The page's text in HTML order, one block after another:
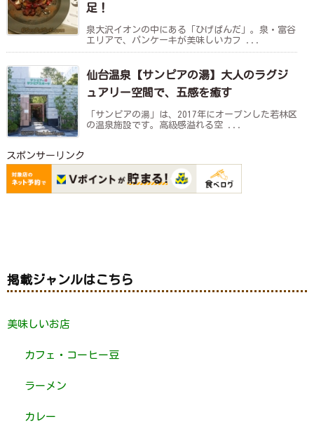
足！
泉大沢イオンの中にある「ひげぱんだ」。泉・富谷
エリアで、パンケーキが美味しいカフ ...
仙台温泉【サンピアの湯】大人のラグジ
ュアリー空間で、五感を癒す
「サンピアの湯」は、2017年にオープンした若林区
の温泉施設です。高級感溢れる空 ...
スポンサーリンク
掲載ジャンルはこちら
美味しいお店
カフェ・コーヒー豆
ラーメン
カレー